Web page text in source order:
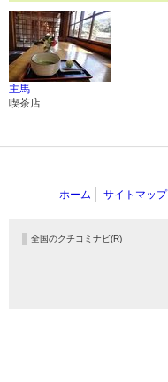
主馬
喫茶店
ホーム サイトマップ
全国のクチコミナビ(R)